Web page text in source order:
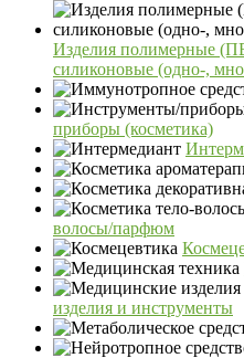
Изделия полимерные
силиконовые (одно-,
приборы (косметика)
волосы/парфюм
изделия и инструменты